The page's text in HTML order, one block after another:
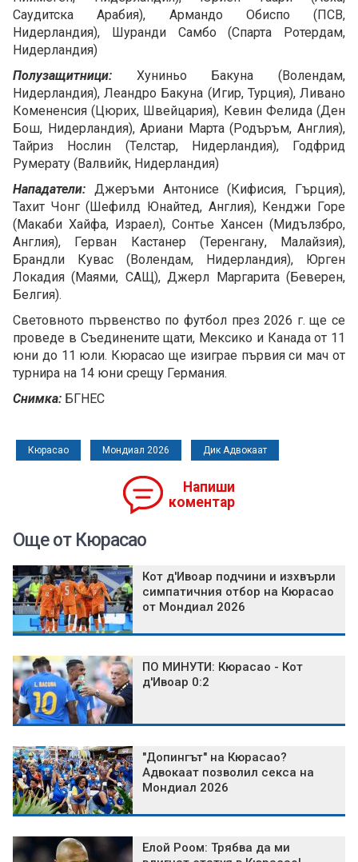
Саудитска Арабия), Армандо Обиспо (ПСВ,
Нидерландия), Шуранди Самбо (Спарта Ротердам,
Нидерландия)
Полузащитници: Хуниньо Бакуна (Волендам,
Нидерландия), Леандро Бакуна (Игир, Турция), Ливано
Комененсия (Цюрих, Швейцария), Кевин Фелида (Ден
Бош, Нидерландия), Ариани Марта (Родъръм, Англия),
Тайриз Нослин (Телстар, Нидерландия), Годфрид
Румерату (Валвийк, Нидерландия)
Нападатели: Джеръми Антонисе (Кифисия, Гърция),
Тахит Чонг (Шефилд Юнайтед, Англия), Кенджи Горе
(Макаби Хайфа, Израел), Сонтье Хансен (Мидълзбро,
Англия), Герван Кастанер (Теренгану, Малайзия),
Брандли Кувас (Волендам, Нидерландия), Юрген
Локадия (Маями, САЩ), Джерл Маргарита (Беверен,
Белгия).
Световното първенство по футбол през 2026 г. ще се
проведе в Съединените щати, Мексико и Канада от 11
юни до 11 юли. Кюрасао ще изиграе първия си мач от
турнира на 14 юни срещу Германия.
Снимка: БГНЕС
Кюрасао Мондиал 2026 Дик Адвокаат
Напиши
коментар
Още от Кюрасао
Кот д'Ивоар подчини и изхвърли
симпатичния отбор на Кюрасао
от Мондиал 2026
ПО МИНУТИ: Кюрасао - Кот
д'Ивоар 0:2
"Допингът" на Кюрасао?
Адвокаат позволил секса на
Мондиал 2026
Елой Роом: Трябва да ми